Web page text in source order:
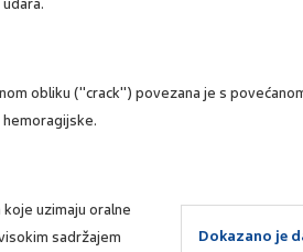
obliku ("crack") povezana je s
Dokazano je
uzimaju oralne
sadržajem